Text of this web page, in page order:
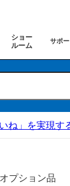
ショー
ルーム
サポー
いね」を実現
プション品